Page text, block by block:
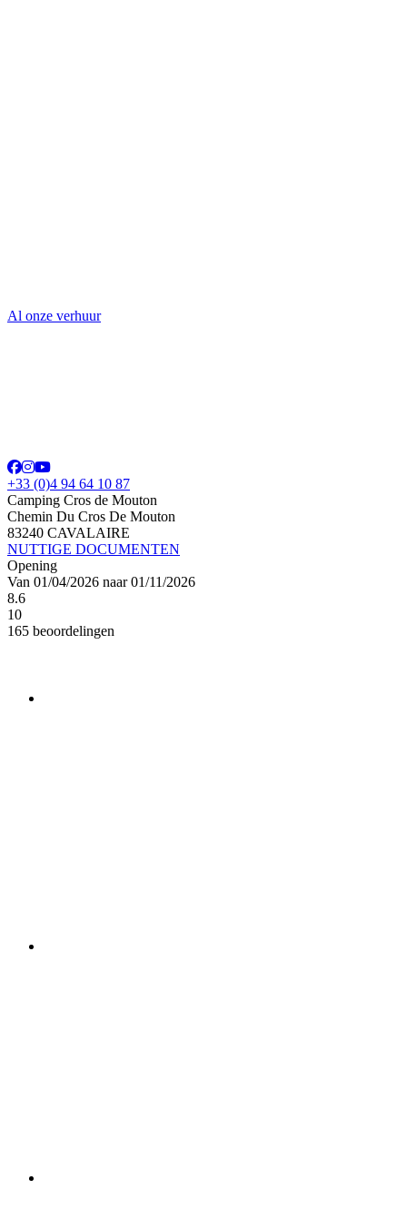
Al onze verhuur
+33 (0)4 94 64 10 87
Camping Cros de Mouton
Chemin Du Cros De Mouton
83240 CAVALAIRE
NUTTIGE DOCUMENTEN
Opening
Van 01/04/2026 naar 01/11/2026
8.6
10
165 beoordelingen